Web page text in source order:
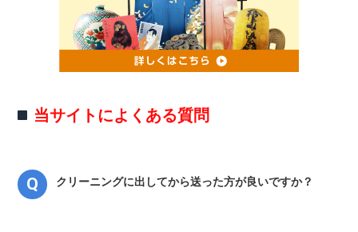
当サイトによくある質問
クリーニングに出してから送った方が良いですか？